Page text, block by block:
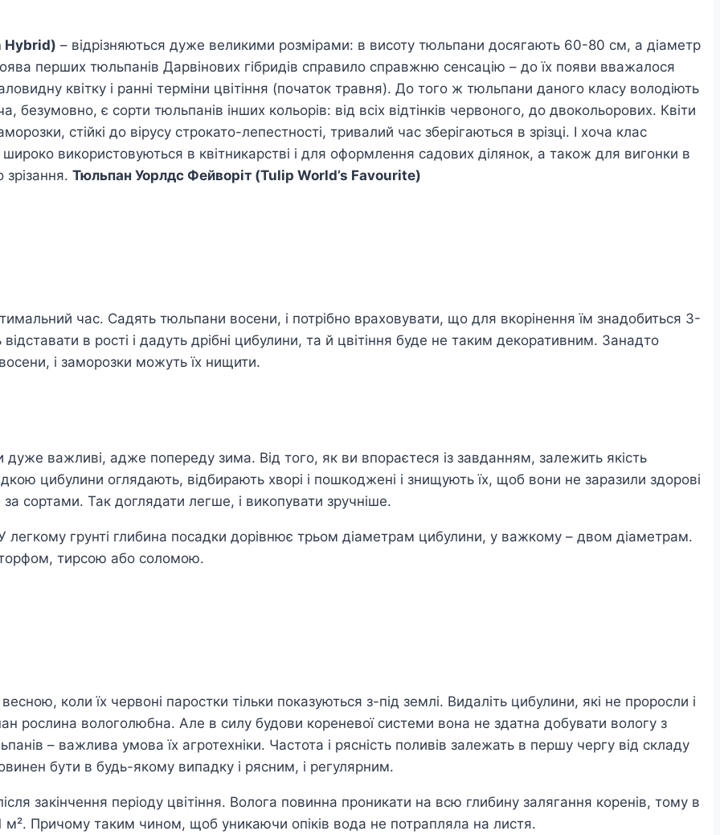
Hybrid) – відрізняються дуже великими розмірами: в висоту тюльпани досягають 60-80 см, а діаметр
перших тюльпанів Дарвінових гібридів справило справжню сенсацію – до їх появи вважалося
квітку і ранні терміни цвітіння (початок травня). До того ж тюльпани даного класу володіють
є сорти тюльпанів інших кольорів: від всіх відтінків червоного, до двокольорових. Квіти
стійкі до вірусу строкато-лепестності, тривалий час зберігаються в зрізці. І хоча клас
використовуються в квітникарстві і для оформлення садових ділянок, а також для вигонки в
Тюльпан Уорлдс Фейворіт (Tulip World’s Favourite)
час. Садять тюльпани восени, і потрібно враховувати, що для вкорінення їм знадобиться 3-
в рості і дадуть дрібні цибулини, та й цвітіння буде не таким декоративним. Занадто
і заморозки можуть їх нищити.
важливі, адже попереду зима. Від того, як ви впораєтеся із завданням, залежить якість
цибулини оглядають, відбирають хворі і пошкоджені і знищують їх, щоб вони не заразили здорові
сортами. Так доглядати легше, і викопувати зручніше.
легкому грунті глибина посадки дорівнює трьом діаметрам цибулини, у важкому – двом діаметрам.
торфом, тирсою або соломою.
коли їх червоні паростки тільки показуються з-під землі. Видаліть цибулини, які не проросли і
рослина вологолюбна. Але в силу будови кореневої системи вона не здатна добувати вологу з
– важлива умова їх агротехніки. Частота і рясність поливів залежать в першу чергу від складу
бути в будь-якому випадку і рясним, і регулярним.
закінчення періоду цвітіння. Волога повинна проникати на всю глибину залягання коренів, тому в
м². Причому таким чином, щоб уникаючи опіків вода не потрапляла на листя.